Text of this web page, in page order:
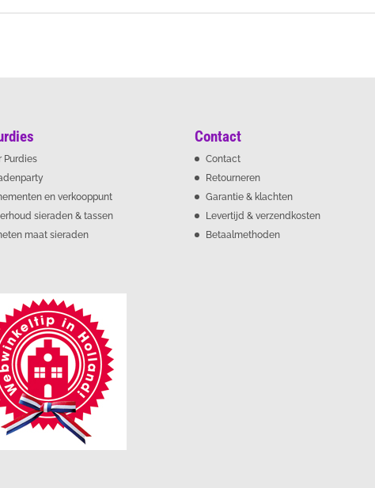
Purdies
en verkooppunt
sieraden & tassen
maat sieraden
Contact
Contact
Retourneren
Garantie & klachten
Levertijd & verzendkosten
Betaalmethoden